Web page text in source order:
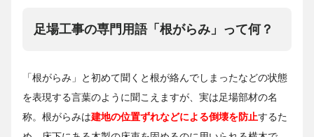
足場工事の専門用語「根がらみ」って何？
「根がらみ」と初めて聞くと根が絡んでしまったなどの状態
を表現する言葉のように聞こえますが、実は足場部材の名
称。根がらみは建地の位置ずれなどによる倒壊を防止するた